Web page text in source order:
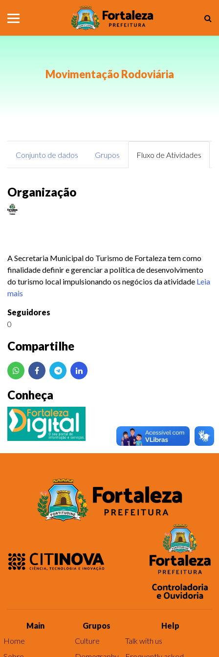
Movimentação Rodoviária
Organização
A Secretaria Municipal do Turismo de Fortaleza tem como
finalidade definir e gerenciar a política de desenvolvimento
do turismo local impulsionando os negócios da atividade Leia
mais
Seguidores
0
Compartilhe
Conheça
Conjunto de dados Grupos Fluxo de Atividades
Main
Home
Grupos
Culture
Help
Talk with us